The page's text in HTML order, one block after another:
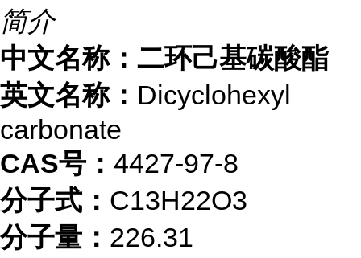
简介
中文名称：二环己基碳酸酯
英文名称： Dicyclohexyl
carbonate
CAS号： 4427-97-8
分子式： C13H22O3
分子量： 226.31